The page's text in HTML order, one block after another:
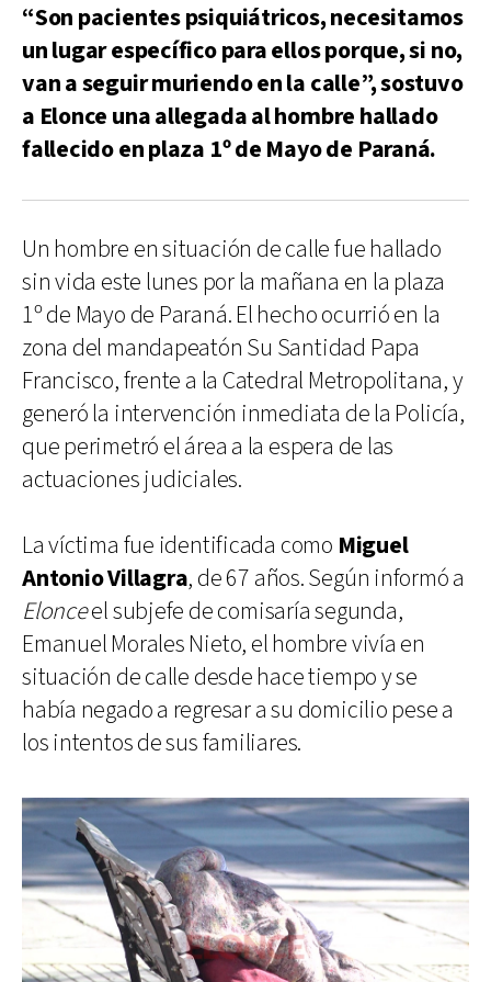
“Son pacientes psiquiátricos, necesitamos
un lugar específico para ellos porque, si no,
van a seguir muriendo en la calle”, sostuvo
a Elonce una allegada al hombre hallado
fallecido en plaza 1º de Mayo de Paraná.
Un hombre en situación de calle fue hallado
sin vida este lunes por la mañana en la plaza
1º de Mayo de Paraná. El hecho ocurrió en la
zona del mandapeatón Su Santidad Papa
Francisco, frente a la Catedral Metropolitana, y
generó la intervención inmediata de la Policía,
que perimetró el área a la espera de las
actuaciones judiciales.
La víctima fue identificada como Miguel
Antonio Villagra, de 67 años. Según informó a
Elonceel subjefe de comisaría segunda,
Emanuel Morales Nieto, el hombre vivía en
situación de calle desde hace tiempo y se
había negado a regresar a su domicilio pese a
los intentos de sus familiares.